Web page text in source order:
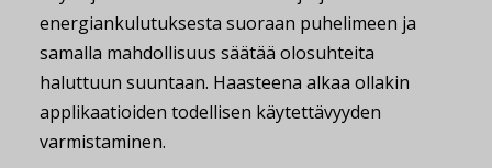
energiankulutuksesta suoraan puhelimeen ja
samalla mahdollisuus säätää olosuhteita
haluttuun suuntaan. Haasteena alkaa ollakin
applikaatioiden todellisen käytettävyyden
varmistaminen.